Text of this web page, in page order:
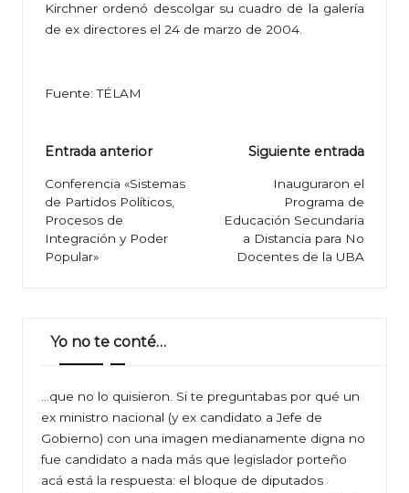
Kirchner ordenó descolgar su cuadro de la galería
de ex directores el 24 de marzo de 2004.
Fuente: TÉLAM
Navegación
de
entradas
Entrada anterior
Conferencia «Sistemas
de Partidos Políticos,
Procesos de
Integración y Poder
Popular»
Siguiente entrada
Inauguraron el
Programa de
Educación Secundaria
a Distancia para No
Docentes de la UBA
Yo no te conté…
…que no lo quisieron. Si te preguntabas por qué un
ex ministro nacional (y ex candidato a Jefe de
Gobierno) con una imagen medianamente digna no
fue candidato a nada más que legislador porteño
acá está la respuesta: el bloque de diputados